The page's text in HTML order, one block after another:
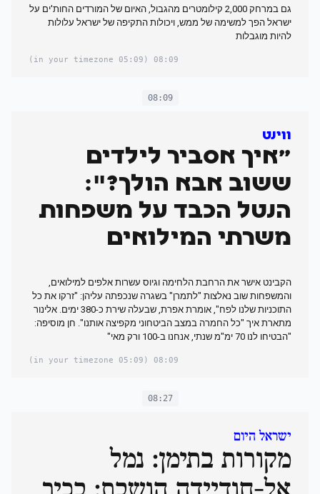
גם במרחק 2,000 קילומטרים מהגבול, האיום של המורדים החות'ים על
ישראל הפך למשימה של ממש, ויכולות התקיפה של ישראל עלולות
להיות מוגבלות
08:09
(05:09 in your timezone)
08:09
ווינט
"איך אסביר לילדים
ששוב אבא הולך?":
הנטל הכבד על משפחות
משרתי המילואים
הקבינט אישר את הרחבת הלחימה וגיוס עשרות אלפים למילואים,
והמשפחות שוב נאלצות "לתמרן" בשגרה שנכפתה עליהן: "זרקו את כל
התוכניות שלנו לפח", אומרת אפרת, שבעלה שירת כ-380 ימים. אלינור
מתארת איך "כל החמרה במצב הביטחוני מקפיצה אותנו". חן מוסיפה:
"הבטיחו לנו 70 ימ"מ שנתי, אנחנו ב-100 ורק מאי"
08:09
(05:09 in your timezone)
08:27
ישראל היום
מקורות בתימן: נמל